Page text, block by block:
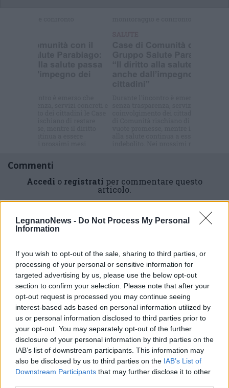
LegnanoNews - Do Not Process My Personal
Information
If you wish to opt-out of the sale, sharing to third parties, or
processing of your personal or sensitive information for
targeted advertising by us, please use the below opt-out
section to confirm your selection. Please note that after your
opt-out request is processed you may continue seeing
interest-based ads based on personal information utilized by
us or personal information disclosed to third parties prior to
your opt-out. You may separately opt-out of the further
disclosure of your personal information by third parties on the
IAB’s list of downstream participants. This information may
also be disclosed by us to third parties on the IAB’s List of
Downstream Participants that may further disclose it to other
Commenti
Accedi o registrati per commentare questo
articolo.
commento esprime il pensiero dell'autore e non rappresenta la linea editoriale
di VareseNews.it, che rimane autonoma e indipendente. I messaggi inclusi nei
commenti non sono testi giornalistici, ma post inviati dai singoli lettori che
possono essere automaticamente pubblicati senza filtro preventivo. I commenti